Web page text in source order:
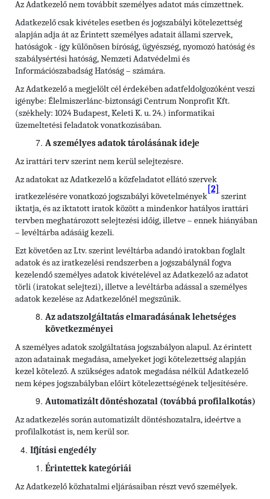
Az Adatkezelő nem továbbít személyes adatot más címzettnek.
Adatkezelő csak kivételes esetben és jogszabályi kötelezettség
alapján adja át az Érintett személyes adatait állami szervek,
hatóságok - így különösen bíróság, ügyészség, nyomozó hatóság és
szabálysértési hatóság, Nemzeti Adatvédelmi és
Információszabadság Hatóság – számára.
Az Adatkezelő a megjelölt cél érdekében adatfeldolgozóként veszi
igénybe: Élelmiszerlánc-biztonsági Centrum Nonprofit Kft.
(székhely: 1024 Budapest, Keleti K. u. 24.) informatikai
üzemeltetési feladatok vonatkozásában.
A személyes adatok tárolásának ideje
Az irattári terv szerint nem kerül selejtezésre.
Az adatokat az Adatkezelő a közfeladatot ellátó szervek
iratkezelésére vonatkozó jogszabályi követelmények
[2]
szerint
iktatja, és az iktatott iratok között a mindenkor hatályos irattári
tervben meghatározott selejtezési időig, illetve – ennek hiányában
– levéltárba adásáig kezeli.
Ezt követően az Ltv. szerint levéltárba adandó iratokban foglalt
adatok és az iratkezelési rendszerben a jogszabálynál fogva
kezelendő személyes adatok kivételével az Adatkezelő az adatot
törli (iratokat selejtezi), illetve a levéltárba adással a személyes
adatok kezelése az Adatkezelőnél megszűnik.
Az adatszolgáltatás elmaradásának lehetséges
következményei
A személyes adatok szolgáltatása jogszabályon alapul. Az érintett
azon adatainak megadása, amelyeket jogi kötelezettség alapján
kezel kötelező. A szükséges adatok megadása nélkül Adatkezelő
nem képes jogszabályban előírt kötelezettségének teljesítésére.
Automatizált döntéshozatal (továbbá profilalkotás)
Az adatkezelés során automatizált döntéshozatalra, ideértve a
profilalkotást is, nem kerül sor.
Ifjítási engedély
Érintettek kategóriái
Az Adatkezelő közhatalmi eljárásaiban részt vevő személyek.